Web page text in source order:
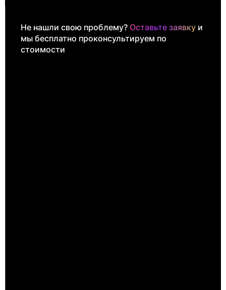
Не нашли свою проблему? Оставьте заявку и
мы бесплатно проконсультируем по
стоимости